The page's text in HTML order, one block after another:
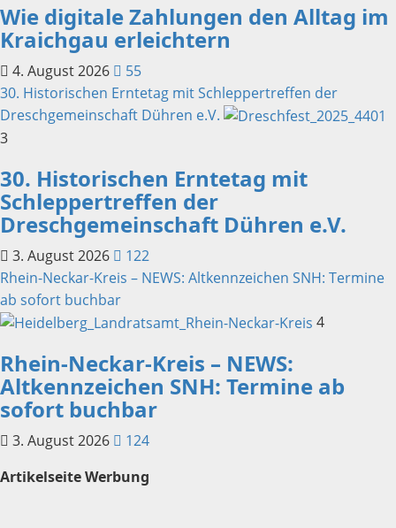
Wie digitale Zahlungen den Alltag im
Kraichgau erleichtern
4. August 2026
55
30. Historischen Erntetag mit Schleppertreffen der
Dreschgemeinschaft Dühren e.V.
3
30. Historischen Erntetag mit
Schleppertreffen der
Dreschgemeinschaft Dühren e.V.
3. August 2026
122
Rhein-Neckar-Kreis – NEWS: Altkennzeichen SNH: Termine
ab sofort buchbar
4
Rhein-Neckar-Kreis – NEWS:
Altkennzeichen SNH: Termine ab
sofort buchbar
3. August 2026
124
Artikelseite Werbung